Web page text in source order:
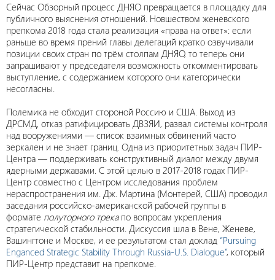
Сейчас Обзорный процесс ДНЯО превращается в площадку для
публичного выяснения отношений. Новшеством женевского
препкома 2018 года стала реализация «права на ответ»: если
раньше во время прений главы делегаций кратко озвучивали
позиции своих стран по трём столпам ДНЯО, то теперь они
запрашивают у председателя возможность откомментировать
выступление, с содержанием которого они категорически
несогласны.
Полемика не обходит стороной Россию и США. Выход из
ДРСМД, отказ ратифицировать ДВЗЯИ, развал системы контроля
над вооружениями — список взаимных обвинений часто
зеркален и не знает границ. Одна из приоритетных задач ПИР-
Центра ― поддерживать конструктивный диалог между двумя
ядерными державами. С этой целью в 2017-2018 годах ПИР-
Центр совместно с Центром исследования проблем
нераспространения им. Дж. Мартина (Монтерей, США) проводил
заседания российско-американской рабочей группы в
формате полуторного трекапо вопросам укрепления
стратегической стабильности. Дискуссия шла в Вене, Женеве,
Вашингтоне и Москве, и ее результатом стал доклад “Pursuing
Enganced Strategic Stability Through Russia-U.S. Dialogue”, который
ПИР-Центр представит на препкоме.